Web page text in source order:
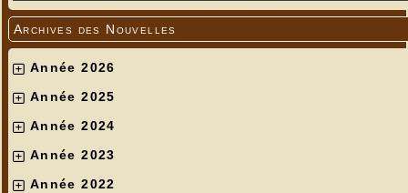
Archives des Nouvelles
Année 2026
Année 2025
Année 2024
Année 2023
Année 2022